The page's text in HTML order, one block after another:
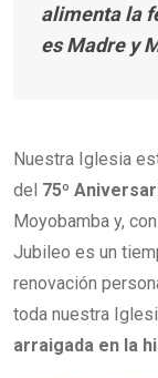
alimenta la
es Madre y
Nuestra Iglesia
del 75º
Moyobamba y,
Jubileo es un
renovación
toda nuestra
arraigada en la